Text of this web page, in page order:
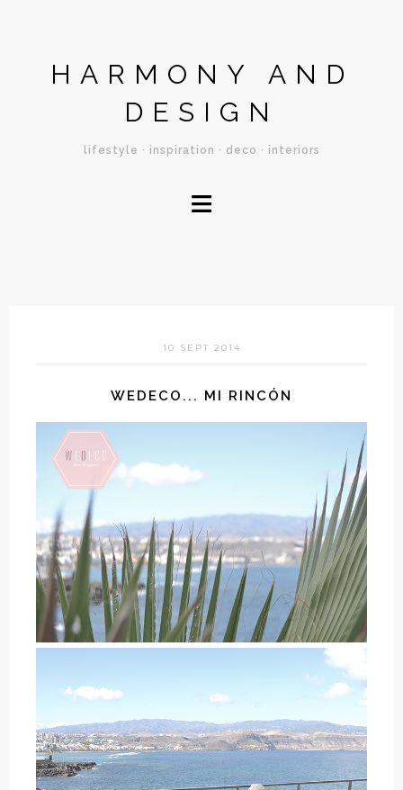
HARMONY AND
DESIGN
lifestyle · inspiration · deco · interiors
≡
10 SEPT 2014
WEDECO... MI RINCÓN